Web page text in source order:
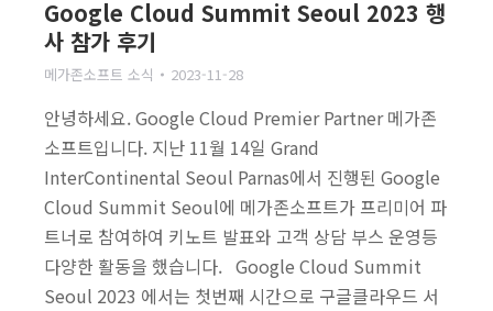
Google Cloud Summit Seoul 2023 행
사 참가 후기
메가존소프트 소식 2023-11-28
안녕하세요. Google Cloud Premier Partner 메가존
소프트입니다. 지난 11월 14일 Grand
InterContinental Seoul Parnas에서 진행된 Google
Cloud Summit Seoul에 메가존소프트가 프리미어 파
트너로 참여하여 키노트 발표와 고객 상담 부스 운영등
다양한 활동을 했습니다. Google Cloud Summit
Seoul 2023 에서는 첫번째 시간으로 구글클라우드 서